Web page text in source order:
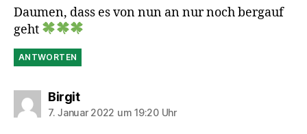
Daumen, dass es von nun an nur noch bergauf
geht
ANTWORTEN
Birgitsagt:
7. Januar 2022 um 19:20 Uhr